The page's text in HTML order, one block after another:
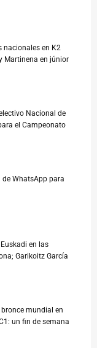
nacionales en K2
Martinena en júnior
Nacional de
el Campeonato
de WhatsApp para
en las
Garikoitz García
mundial en
un fin de semana